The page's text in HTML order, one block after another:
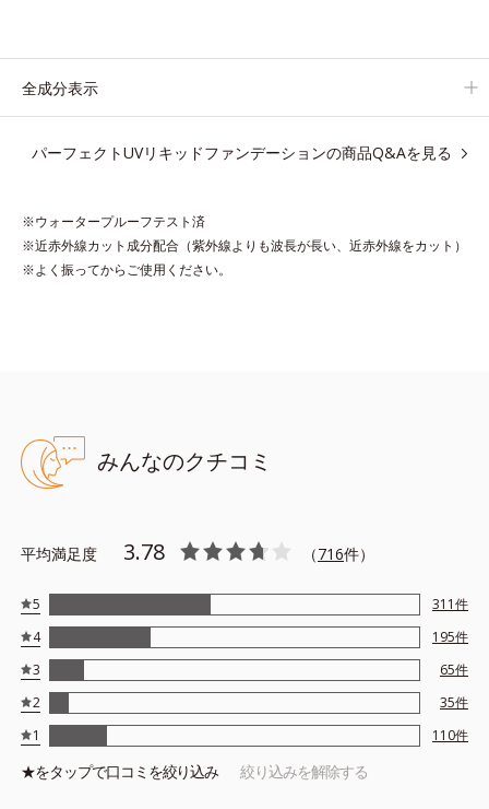
* 10時間化粧持ちデータ取得済（当社調べ）効果には個人差があ
●無油分、無香料 ●SPF50・PA＋＋＋＋
●UV耐水性★★・スーパーウォータープルーフ*1
る粉体
*3 酸化亜鉛、水酸化Ａｌ、酸化チタン
*4 ジエチルアミノヒドロキシベンゾイル安息香酸ヘキシル
ゾイルメタン、ポリシリコーン－１４
※アレルギーテスト済＝全ての方にアレルギーが起こらないという
ことではありません。
全成分表示
パーフェクトUVリキッドファンデーションの商品Q&Aを見る
※ウォータープルーフテスト済
※近赤外線カット成分配合（紫外線よりも波長が長い、近赤外線をカット）
※よく振ってからご使用ください。
みんなのクチコミ
平均満足度 3.78 （716件）
5 311件
4
195件
3
65件
2
35件
1
110件
★をタップで口コミを絞り込み 絞り込みを解除する